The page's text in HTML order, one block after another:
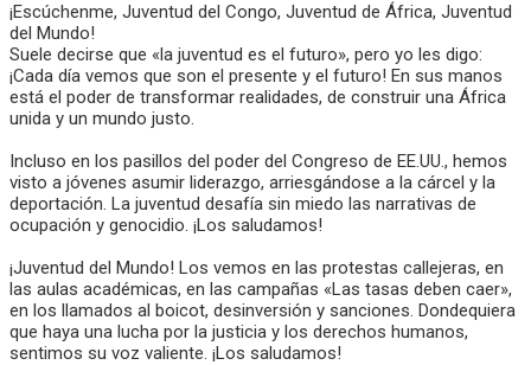
¡Escúchenme, Juventud del Congo, Juventud de África, Juventud
del Mundo!
Suele decirse que «la juventud es el futuro», pero yo les digo:
¡Cada día vemos que son el presente y el futuro! En sus manos
está el poder de transformar realidades, de construir una África
unida y un mundo justo.
Incluso en los pasillos del poder del Congreso de EE.UU., hemos
visto a jóvenes asumir liderazgo, arriesgándose a la cárcel y la
deportación. La juventud desafía sin miedo las narrativas de
ocupación y genocidio. ¡Los saludamos!
¡Juventud del Mundo! Los vemos en las protestas callejeras, en
las aulas académicas, en las campañas «Las tasas deben caer»,
en los llamados al boicot, desinversión y sanciones. Dondequiera
que haya una lucha por la justicia y los derechos humanos,
sentimos su voz valiente. ¡Los saludamos!